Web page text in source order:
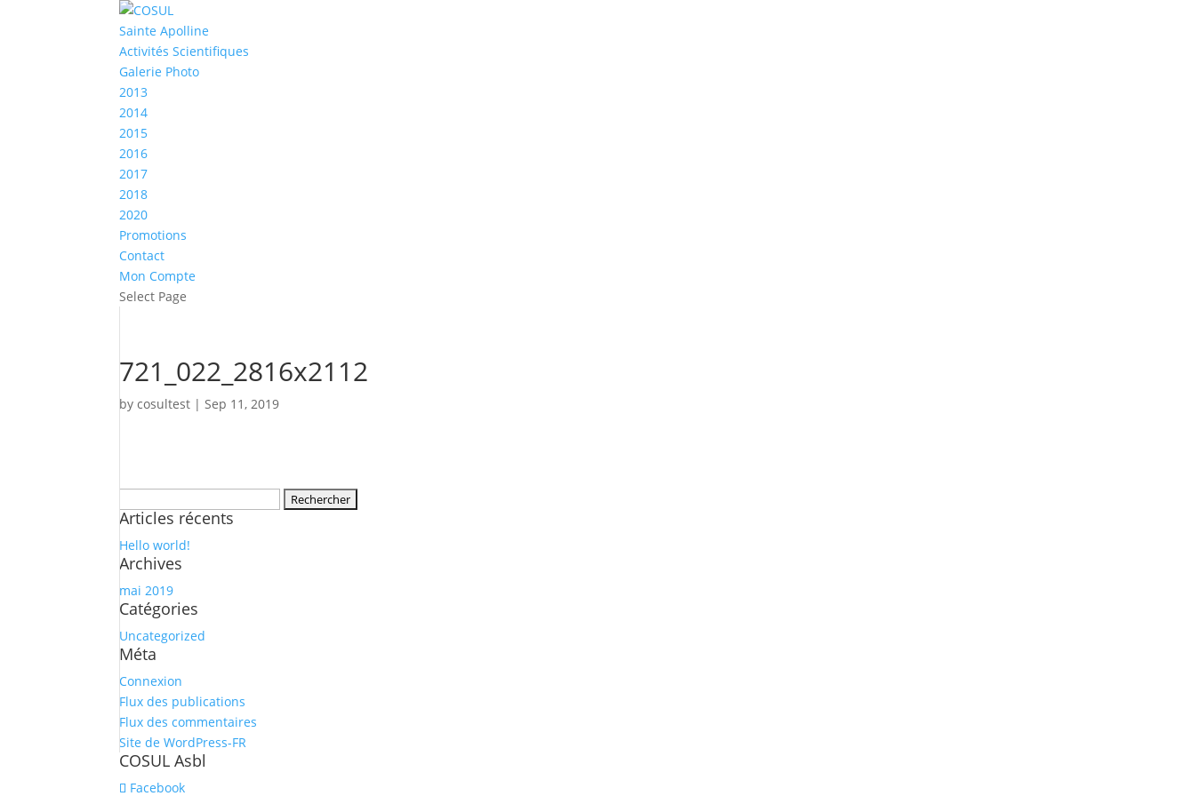
Sainte Apolline
Activités Scientifiques
Galerie Photo
2013
2014
2015
2016
2017
2018
2020
Promotions
Contact
Mon Compte
Select Page
721_022_2816x2112
bycosultest |Sep 11, 2019
Articles récents
Hello world!
Archives
mai 2019
Catégories
Uncategorized
Méta
Connexion
Flux des publications
Flux des commentaires
Site de WordPress-FR
COSUL Asbl
Facebook